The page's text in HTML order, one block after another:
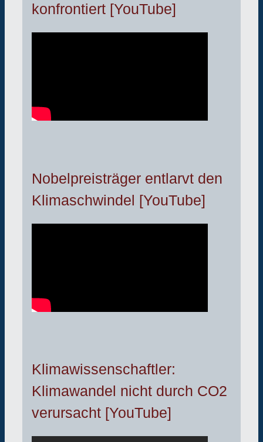
konfrontiert [YouTube]
Nobelpreisträger entlarvt den
Klimaschwindel [YouTube]
Klimawissenschaftler:
Klimawandel nicht durch CO2
verursacht [YouTube]